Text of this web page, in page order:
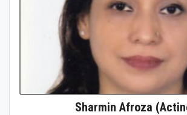
Sharmin Afroza